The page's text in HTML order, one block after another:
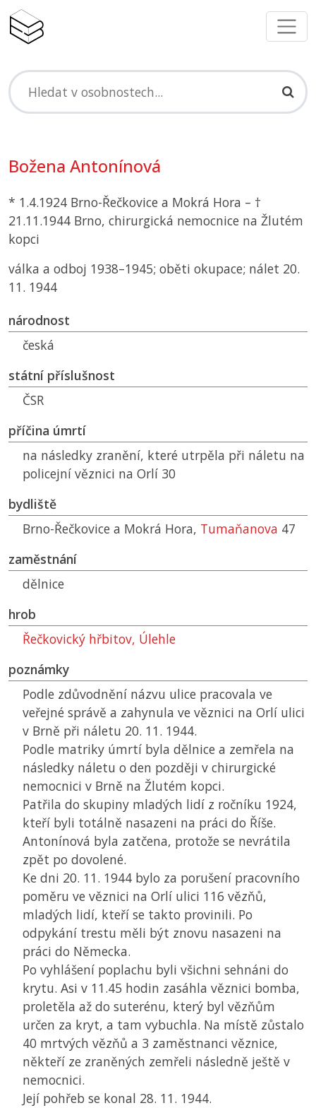
Božena Antonínová
* 1.4.1924 Brno-Řečkovice a Mokrá Hora – †
21.11.1944 Brno, chirurgická nemocnice na Žlutém
kopci
válka a odboj 1938–1945; oběti okupace; nálet 20.
11. 1944
národnost
česká
státní příslušnost
ČSR
příčina úmrtí
na následky zranění, které utrpěla při náletu na
policejní věznici na Orlí 30
bydliště
Brno-Řečkovice a Mokrá Hora, Tumaňanova 47
zaměstnání
dělnice
hrob
Řečkovický hřbitov, Úlehle
poznámky
Podle zdůvodnění názvu ulice pracovala ve
veřejné správě a zahynula ve věznici na Orlí ulici
v Brně při náletu 20. 11. 1944.
Podle matriky úmrtí byla dělnice a zemřela na
následky náletu o den později v chirurgické
nemocnici v Brně na Žlutém kopci.
Patřila do skupiny mladých lidí z ročníku 1924,
kteří byli totálně nasazeni na práci do Říše.
Antonínová byla zatčena, protože se nevrátila
zpět po dovolené.
Ke dni 20. 11. 1944 bylo za porušení pracovního
poměru ve věznici na Orlí ulici 116 vězňů,
mladých lidí, kteří se takto provinili. Po
odpykání trestu měli být znovu nasazeni na
práci do Německa.
Po vyhlášení poplachu byli všichni sehnáni do
krytu. Asi v 11.45 hodin zasáhla věznici bomba,
proletěla až do suterénu, který byl vězňům
určen za kryt, a tam vybuchla. Na místě zůstalo
40 mrtvých vězňů a 3 zaměstnanci věznice,
někteří ze zraněných zemřeli následně ještě v
nemocnici.
Její pohřeb se konal 28. 11. 1944.